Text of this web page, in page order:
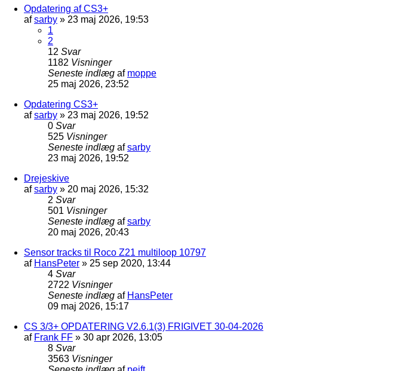
Opdatering af CS3+
afsarby » 23 maj 2026, 19:53
1
2
12 Svar
1182 Visninger
Seneste indlæg af moppe
25 maj 2026, 23:52
Opdatering CS3+
afsarby » 23 maj 2026, 19:52
0 Svar
525 Visninger
Seneste indlæg afsarby
23 maj 2026, 19:52
Drejeskive
afsarby » 20 maj 2026, 15:32
2 Svar
501 Visninger
Seneste indlæg afsarby
20 maj 2026, 20:43
Sensor tracks til Roco Z21 multiloop 10797
af HansPeter » 25 sep 2020, 13:44
4 Svar
2722 Visninger
Seneste indlæg af HansPeter
09 maj 2026, 15:17
CS 3/3+ OPDATERING V2.6.1(3) FRIGIVET 30-04-2026
af Frank FF » 30 apr 2026, 13:05
8 Svar
3563 Visninger